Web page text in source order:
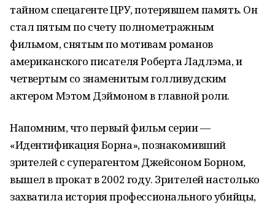
тайном спецагенте ЦРУ, потерявшем память. Он
стал пятым по счету полнометражным
фильмом, снятым по мотивам романов
американского писателя Роберта Ладлэма, и
четвертым со знаменитым голливудским
актером Мэтом Дэймоном в главной роли.
Напомним, что первый фильм серии —
«Идентификация Борна», познакомивший
зрителей с суперагентом Джейсоном Борном,
вышел в прокат в 2002 году. Зрителей настолько
захватила история профессионального убийцы,